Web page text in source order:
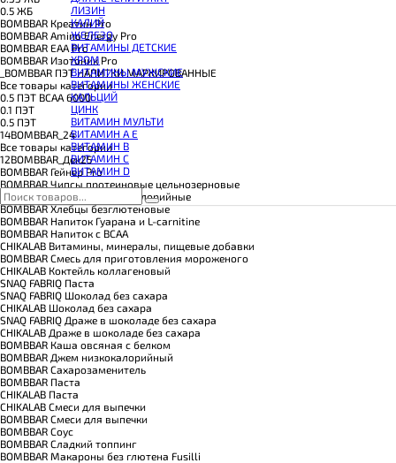
КРЕАТИН
ПОЛЕЗНЫЕ ЖИРЫ
ПРОТЕИН
ПРОТЕИНОВОЕ ПЕЧЕНЬЕ
ПРОТЕИНОВЫЕ БАТОНЧИКИ
ПРОТЕИНОВЫЕ КАШИ
ТЕСТОБУСТЕРЫ
ЦИТРУЛЛИН МАЛАТ
ПРЕДТРЕНИРОВОЧНЫЕ КОМПЛЕКСЫ
ЭНЕРГЕТИКИ И ЖИРОСЖИГАТЕЛИ#
ЛИЗИН
КАЛИЙ
ЖЕЛЕЗО
ВИТАМИНЫ ДЕТСКИЕ
ХРОМ
ВИТАМИНЫ МУЖСКИЕ
ВИТАМИНЫ ЖЕНСКИЕ
КАЛЬЦИЙ
ЦИНК
ВИТАМИН МУЛЬТИ
ВИТАМИН A E
ВИТАМИН B
ВИТАМИН C
ВИТАМИН D
0.5 ЖБ
BOMBBAR Креатин Pro
BOMBBAR Amino Energy Pro
BOMBBAR EAA Pro
BOMBBAR Изотоник Pro
_BOMBBAR ПЭТ НАПИТКИ МАРКИРОВАННЫЕ
Все товары категории
0.5 ПЭТ ВСАА 6000
0.1 ПЭТ
0.5 ПЭТ
14BOMBBAR_24
Все товары категории
12BOMBBAR_Дек25
BOMBBAR Гейнер Pro
BOMBBAR Чипсы протеиновые цельнозерновые
SNAQ FABRIQ Чипсы низкокалорийные
BOMBBAR Хлебцы безглютеновые
BOMBBAR Напиток Гуарана и L-carnitine
BOMBBAR Напиток с BCAA
CHIKALAB Витамины, минералы, пищевые добавки
BOMBBAR Смесь для приготовления мороженого
CHIKALAB Коктейль коллагеновый
SNAQ FABRIQ Паста
SNAQ FABRIQ Шоколад без сахара
CHIKALAB Шоколад без сахара
SNAQ FABRIQ Драже в шоколаде без сахара
CHIKALAB Драже в шоколаде без сахара
BOMBBAR Каша овсяная с белком
BOMBBAR Джем низкокалорийный
BOMBBAR Сахарозаменитель
BOMBBAR Паста
CHIKALAB Паста
CHIKALAB Смеси для выпечки
BOMBBAR Смеси для выпечки
BOMBBAR Соус
BOMBBAR Сладкий топпинг
BOMBBAR Макароны без глютена Fusilli